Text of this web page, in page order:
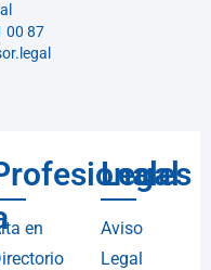
00 87
en
Legal
Aviso
Legal